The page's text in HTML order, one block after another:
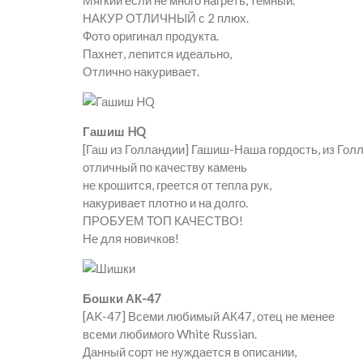
НАКУР ОТЛИЧНЫЙ с 2 плюх.
Фото оригинал продукта.
Пахнет, лепится идеально,
Отлично накуривает.
Гашиш HQ
[Гаш из Голландии] Гашиш-Наша гордость, из
отличный по качеству камень
не крошится, греется от тепла рук,
накуривает плотно и на долго.
ПРОБУЕМ ТОП КАЧЕСТВО!
Не для новичков!
Бошки АК-47
[AK-47] Всеми любимый АК47, отец не менее
всеми любимого White Russian.
Данный сорт не нуждается в описании,